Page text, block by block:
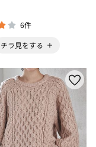
6件
チラ見をする